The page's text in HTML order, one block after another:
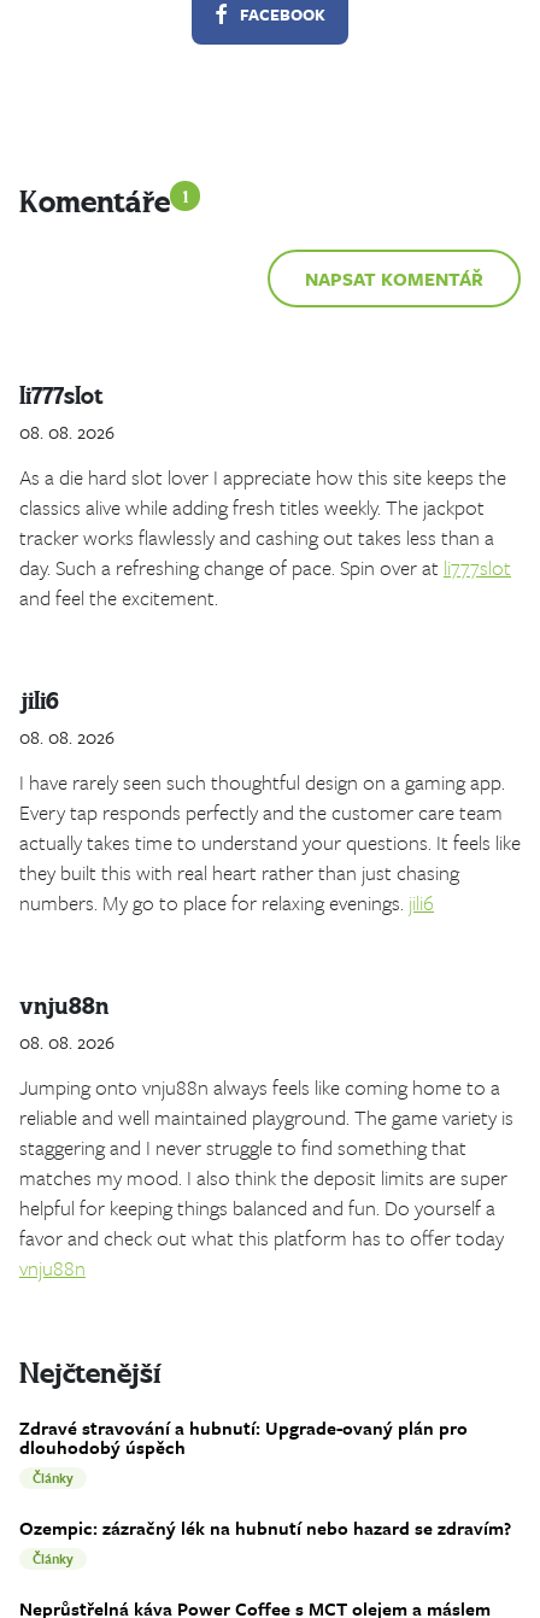
FACEBOOK
Komentáře 1
NAPSAT KOMENTÁŘ
li777slot
08. 08. 2026
As a die hard slot lover I appreciate how this site keeps the
classics alive while adding fresh titles weekly. The jackpot
tracker works flawlessly and cashing out takes less than a
day. Such a refreshing change of pace. Spin over at li777slot
and feel the excitement.
jili6
08. 08. 2026
I have rarely seen such thoughtful design on a gaming app.
Every tap responds perfectly and the customer care team
actually takes time to understand your questions. It feels like
they built this with real heart rather than just chasing
numbers. My go to place for relaxing evenings. jili6
vnju88n
08. 08. 2026
Jumping onto vnju88n always feels like coming home to a
reliable and well maintained playground. The game variety is
staggering and I never struggle to find something that
matches my mood. I also think the deposit limits are super
helpful for keeping things balanced and fun. Do yourself a
favor and check out what this platform has to offer today
vnju88n
Nejčtenější
Zdravé stravování a hubnutí: Upgrade-ovaný plán pro
dlouhodobý úspěch
Články
Ozempic: zázračný lék na hubnutí nebo hazard se zdravím?
Články
Neprůstřelná káva Power Coffee s MCT olejem a máslem